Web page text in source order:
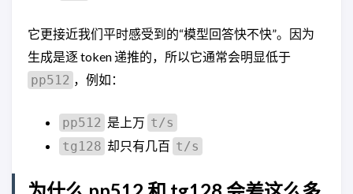
它更接近我们平时感受到的“模型回答快不快”。因为
生成是逐 token 递推的，所以它通常会明显低于
pp512 ，例如：
pp512 是上万 t/s
tg128 却只有几百 t/s